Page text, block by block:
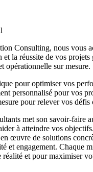
Consulting, nous vous
et la réussite de vos projets
opérationnelle sur mesure.
pour optimiser vos
personnalisé pour vos
pour relever vos défis
met son savoir-faire
à atteindre vos
œuvre de solutions
et engagement. Chaque
réalité et pour maximiser